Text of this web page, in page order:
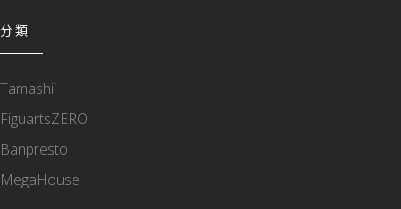
分類
Tamashii
FiguartsZERO
Banpresto
MegaHouse